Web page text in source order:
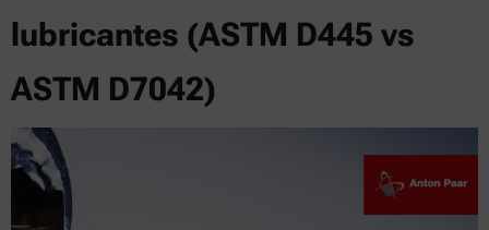
lubricantes (ASTM D445 vs
ASTM D7042)